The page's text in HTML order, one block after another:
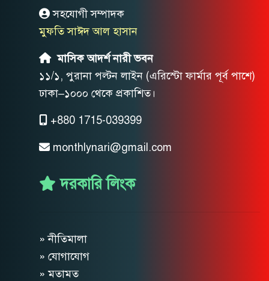
সহযোগী সম্পাদক
মুফতি সাঈদ আল হাসান
মাসিক আদর্শ নারী ভবন
১১/১, পুরানা পল্টন লাইন (এরিস্টো ফার্মার পূর্ব পাশে)
ঢাকা–১০০০ থেকে প্রকাশিত।
+880 1715-039399
monthlynari@gmail.com
দরকারি লিংক
» নীতিমালা
» যোগাযোগ
» মতামত